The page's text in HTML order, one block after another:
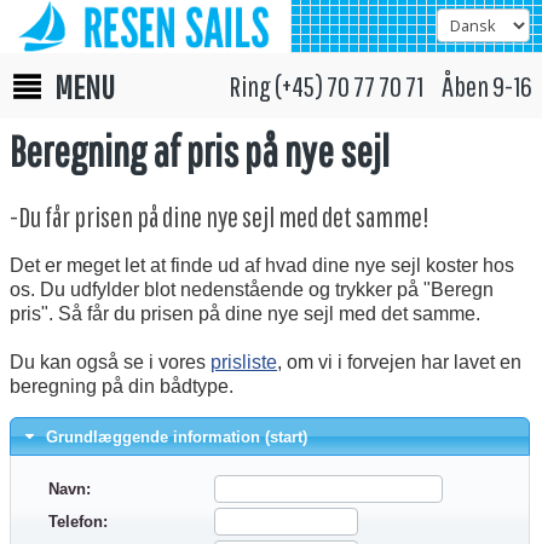
MENU Ring (+45) 70 77 70 71 Åben 9-16
Beregning af pris på nye sejl
-Du får prisen på dine nye sejl med det samme!
Det er meget let at finde ud af hvad dine nye sejl koster hos
os. Du udfylder blot nedenstående og trykker på "Beregn
pris". Så får du prisen på dine nye sejl med det samme.
Du kan også se i vores prisliste, om vi i forvejen har lavet en
beregning på din bådtype.
Grundlæggende information (start)
Navn:
Telefon: